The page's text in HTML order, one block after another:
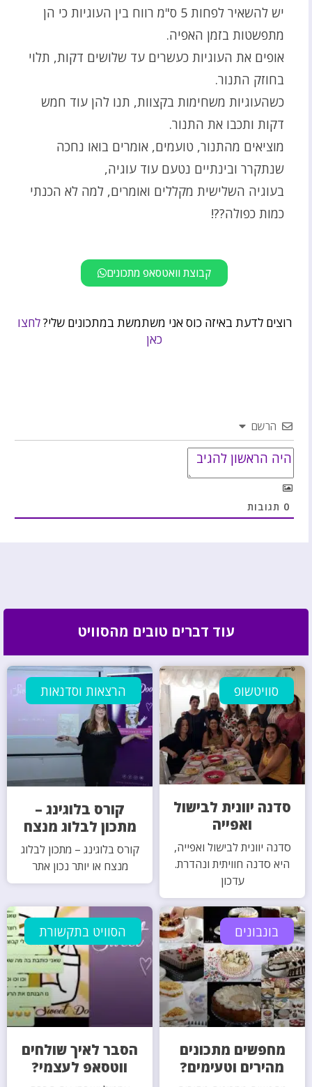
יש להשאיר לפחות 5 ס"מ רווח בין העוגיות כי הן
מתפשטות בזמן האפיה.
אופים את העוגיות כעשרים עד שלושים דקות, תלוי
בחוזק התנור.
כשהעוגיות משחימות בקצוות, תנו להן עוד חמש
דקות ותכבו את התנור.
מוציאים מהתנור, טועמים, אומרים בואו נחכה
שנתקרר ובינתיים נטעם עוד עוגיה,
בעוגיה השלישית מקללים ואומרים, למה לא הכנתי
כמות כפולה??!
קבוצת וואטסאפ מתכונים
רוצים לדעת באיזה כוס אני משתמשת במתכונים שלי?לחצו
כאן
הרשם
0 תגובות
עוד דברים טובים מהסוויט
סוויטשופ
סדנה יוונית לבישול
ואפייה
סדנה יוונית לבישול ואפייה,
היא סדנה חוויתית ונהדרת.
עדכון
הרצאות וסדנאות
קורס בלוגינג –
מתכון לבלוג מנצח
קורס בלוגינג – מתכון לבלוג
מנצח או יותר נכון אתר
בונבונים
מחפשים מתכונים
מהירים וטעימים?
הסוויט בתקשורת
הסבר לאיך שולחים
ווטסאפ לעצמי?